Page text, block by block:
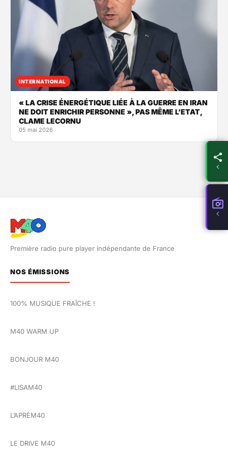
INTERNATIONAL
« LA CRISE ÉNERGÉTIQUE LIÉE À LA GUERRE EN IRAN
NE DOIT ENRICHIR PERSONNE », PAS MÊME L’ETAT,
CLAME LECORNU
05 mai 2026
Première radio pure player indépendante de France
NOS ÉMISSIONS
100% MUSIQUE FRAÎCHE !
M40 WARM UP
BONJOUR M40
#LISAM40
L’APRÈM40
LE DRIVE M40